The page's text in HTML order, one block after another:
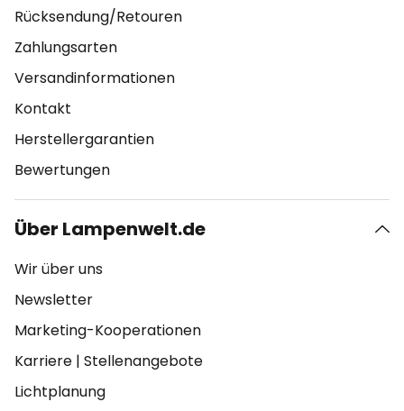
Rücksendung/Retouren
Zahlungsarten
Versandinformationen
Kontakt
Herstellergarantien
Bewertungen
Über Lampenwelt.de
Wir über uns
Newsletter
Marketing-Kooperationen
Karriere | Stellenangebote
Lichtplanung